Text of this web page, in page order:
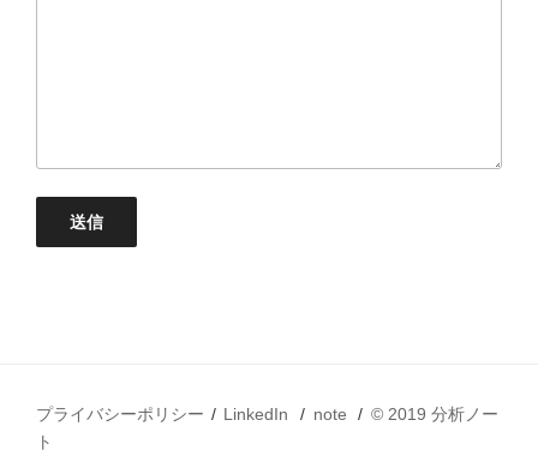
プライバシーポリシー LinkedIn note
© 2019 分析ノー
ト